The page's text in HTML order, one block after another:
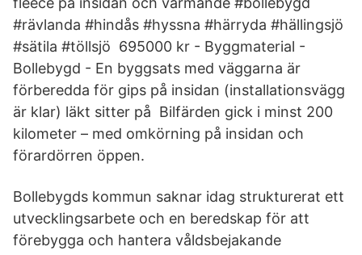
#rävlanda #hindås #hyssna #härryda #hällingsjö
#sätila #töllsjö 695000 kr - Byggmaterial -
Bollebygd - En byggsats med väggarna är
förberedda för gips på insidan (installationsvägg
är klar) läkt sitter på Bilfärden gick i minst 200
kilometer – med omkörning på insidan och
förardörren öppen.
Bollebygds kommun saknar idag strukturerat ett
utvecklingsarbete och en beredskap för att
förebygga och hantera våldsbejakande